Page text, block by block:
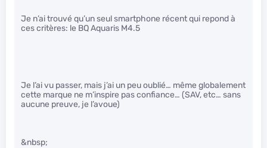
Je n’ai trouvé qu’un seul smartphone récent qui repond à
ces critères: le BQ Aquaris M4.5
Je l’ai vu passer, mais j’ai un peu oublié… même globalement
cette marque ne m’inspire pas confiance… (SAV, etc… sans
aucune preuve, je l’avoue)
&nbsp;